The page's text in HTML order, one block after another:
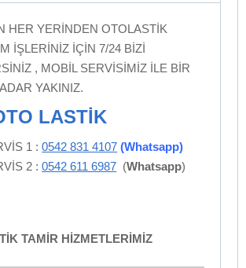
HER YERİNDEN OTOLASTİK
İŞLERİNİZ İÇİN 7/24 BİZİ
, MOBİL SERVİSİMİZ İLE BİR
YAKINIZ.
LASTİK
1 :0542 831 4107 (Whatsapp)
2 :0542 611 6987 (Whatsapp)
TAMİR HİZMETLERİMİZ